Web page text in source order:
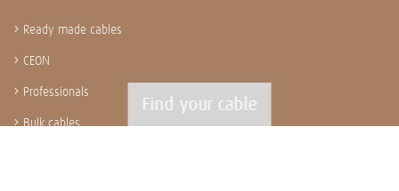
Ready made cables
CEON
Professionals
Bulk cables
Find your cable